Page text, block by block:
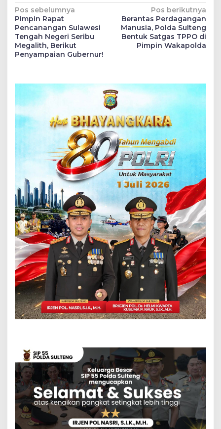
Navigasi
pos
Pos sebelumnya
Pimpin Rapat
Pencanangan Sulawesi
Tengah Negeri Seribu
Megalith, Berikut
Penyampaian Gubernur!
Pos berikutnya
Berantas Perdagangan
Manusia, Polda Sulteng
Bentuk Satgas TPPO di
Pimpin Wakapolda